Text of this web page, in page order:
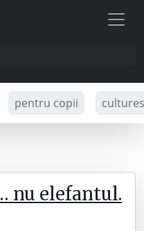
pentru copii
nu elefantul.